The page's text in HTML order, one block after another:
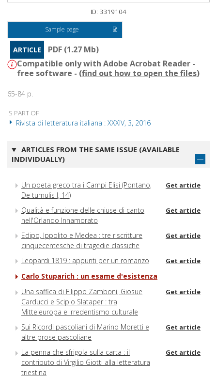
ID: 3319104
Sample page
ARTICLE
PDF (1.27 Mb)
Compatible only with Adobe Acrobat Reader -
free software - (find out how to open the files)
65-84 p.
IS PART OF
Rivista di letteratura italiana : XXXIV, 3, 2016
ARTICLES FROM THE SAME ISSUE (AVAILABLE
INDIVIDUALLY)
Un poeta greco tra i Campi Elisi (Pontano,
De tumulis I, 14)
Get article
Qualità e funzione delle chiuse di canto
nell'Orlando Innamorato
Get article
Edipo, Ippolito e Medea : tre riscritture
cinquecentesche di tragedie classiche
Get article
Leopardi 1819 : appunti per un romanzo Get article
Carlo Stuparich : un esame d'esistenza
Una saffica di Filippo Zamboni, Giosue
Carducci e Scipio Slataper : tra
Mitteleuropa e irredentismo culturale
Get article
Sui Ricordi pascoliani di Marino Moretti e
altre prose pascoliane
Get article
La penna che sfrigola sulla carta : il
contributo di Virgilio Giotti alla letteratura
triestina
Get article